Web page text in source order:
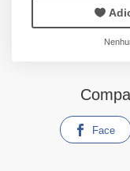
Face